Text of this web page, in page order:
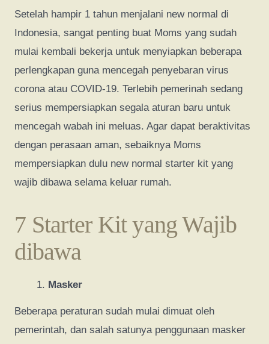
Setelah hampir 1 tahun menjalani new normal di
Indonesia, sangat penting buat Moms yang sudah
mulai kembali bekerja untuk menyiapkan beberapa
perlengkapan guna mencegah penyebaran virus
corona atau COVID-19. Terlebih pemerinah sedang
serius mempersiapkan segala aturan baru untuk
mencegah wabah ini meluas. Agar dapat beraktivitas
dengan perasaan aman, sebaiknya Moms
mempersiapkan dulu new normal starter kit yang
wajib dibawa selama keluar rumah.
7 Starter Kit yang Wajib
dibawa
Masker
Beberapa peraturan sudah mulai dimuat oleh
pemerintah, dan salah satunya penggunaan masker